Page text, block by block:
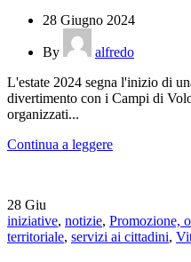
28 Giugno 2024
By
alfredo
L'estate 2024 segna l'inizio di
divertimento con i Campi di
organizzati...
Continua a leggere
28 Giu
iniziative, notizie, Promozione,
territoriale, servizi ai cittadini,